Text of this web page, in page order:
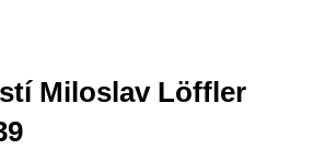
Miloslav Löffler